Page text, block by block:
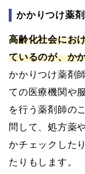
かかりつけ薬
高齢化社会にお
ているのが、か
かかりつけ薬剤
ての医療機関や
を行う薬剤師の
問して、処方薬
かチェックした
たりもします。